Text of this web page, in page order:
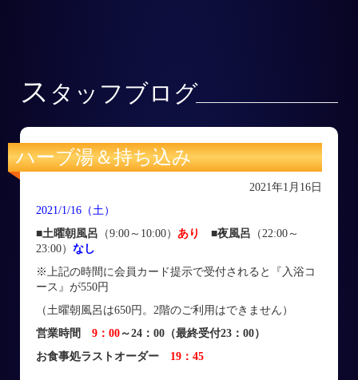
ス タッフブログ
ハーブ湯＆持ち込み
2021年1月16日
2021/1/16（土）
■土曜朝風呂 （9:00～10:00） あり ■夜風呂 （22:00～
23:00） なし
※上記の時間に会員カード提示で受付されると『入浴コ
ース』が550円
（土曜朝風呂は650円。2階のご利用はできません）
営業時間 9：00 ～24：00（最終受付23：00）
お食事処ラストオーダー 19：45